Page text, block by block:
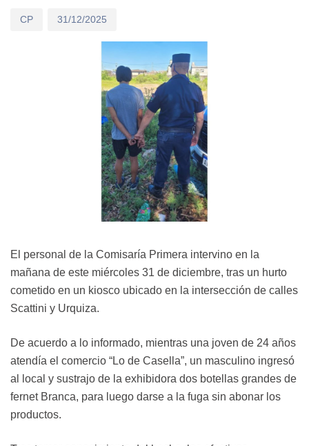
CP 31/12/2025
El personal de la Comisaría Primera intervino en la
mañana de este miércoles 31 de diciembre, tras un hurto
cometido en un kiosco ubicado en la intersección de calles
Scattini y Urquiza.
De acuerdo a lo informado, mientras una joven de 24 años
atendía el comercio “Lo de Casella”, un masculino ingresó
al local y sustrajo de la exhibidora dos botellas grandes de
fernet Branca, para luego darse a la fuga sin abonar los
productos.